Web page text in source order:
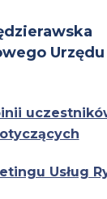
Urzędu
Usług